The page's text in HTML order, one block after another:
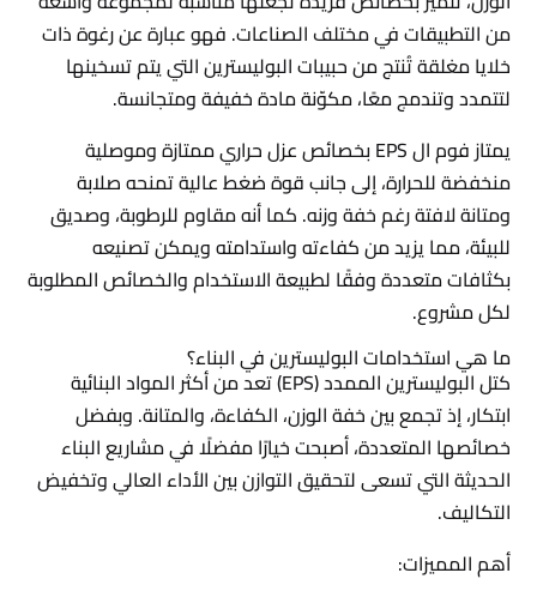
من التطبيقات في مختلف الصناعات. فهو عبارة عن رغوة ذات
خلايا مغلقة تُنتج من حبيبات البوليسترين التي يتم تسخينها
لتتمدد وتندمج معًا، مكوّنة مادة خفيفة ومتجانسة.
يمتاز فوم ال EPS بخصائص عزل حراري ممتازة وموصلية
منخفضة للحرارة، إلى جانب قوة ضغط عالية تمنحه صلابة
ومتانة لافتة رغم خفة وزنه. كما أنه مقاوم للرطوبة، وصديق
للبيئة، مما يزيد من كفاءته واستدامته ويمكن تصنيعه
بكثافات متعددة وفقًا لطبيعة الاستخدام والخصائص المطلوبة
لكل مشروع.
ما هي استخدامات البوليسترين في البناء؟
كتل البوليسترين الممدد (EPS) تعد من أكثر المواد البنائية
ابتكار، إذ تجمع بين خفة الوزن، الكفاءة، والمتانة. وبفضل
خصائصها المتعددة، أصبحت خيارًا مفضلًا في مشاريع البناء
الحديثة التي تسعى لتحقيق التوازن بين الأداء العالي وتخفيض
التكاليف.
أهم المميزات: